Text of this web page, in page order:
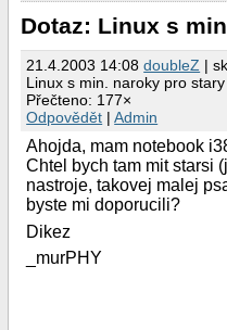
Dotaz: Linux s
21.4.2003 14:08doubleZ |
Linux s min. naroky pro
Přečteno: 177×
Odpovědět |Admin
Ahojda, mam notebook
Chtel bych tam mit starsi
nastroje, takovej malej
byste mi doporucili?
Dikez
_murPHY